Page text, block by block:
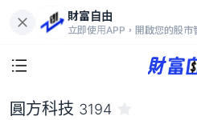
財富自由
立即使用APP，開啟您的股市
35.10
3.14%
圓方科技 3194